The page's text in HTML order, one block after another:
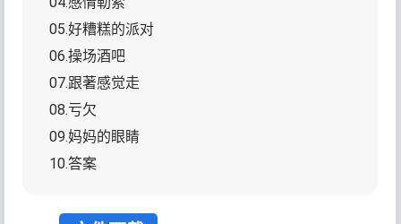
05.好糟糕的派对
06.操场酒吧
07.跟著感觉走
08.亏欠
09.妈妈的眼睛
10.答案